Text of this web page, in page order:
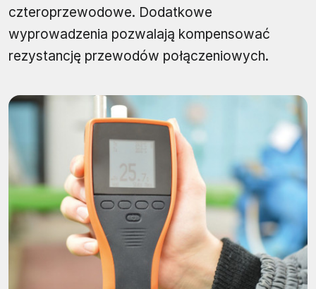
czteroprzewodowe. Dodatkowe
wyprowadzenia pozwalają kompensować
rezystancję przewodów połączeniowych.